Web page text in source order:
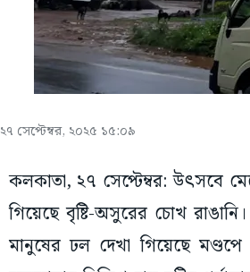
২৭ সেপ্টেম্বর, ২০২৫ ১৫:০৯
কলকাতা, ২৭ সেপ্টেম্বর: উৎসবে
গিয়েছে বৃষ্টি-অসুরের চোখ
মানুষের ঢল দেখা গিয়েছে